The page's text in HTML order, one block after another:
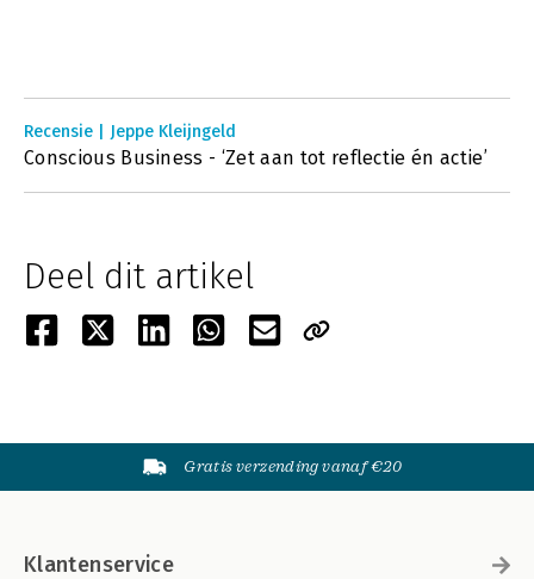
Recensie | Jeppe Kleijngeld
Conscious Business - ‘Zet aan tot reflectie én actie’
Deel dit artikel
Gratis verzending vanaf €20
Klantenservice